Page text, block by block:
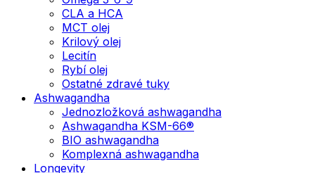
CLA a HCA
MCT olej
Krilový olej
Lecitín
Rybí olej
Ostatné zdravé tuky
Ashwagandha
Jednozložková ashwagandha
Ashwagandha KSM-66®
BIO ashwagandha
Komplexná ashwagandha
Longevity